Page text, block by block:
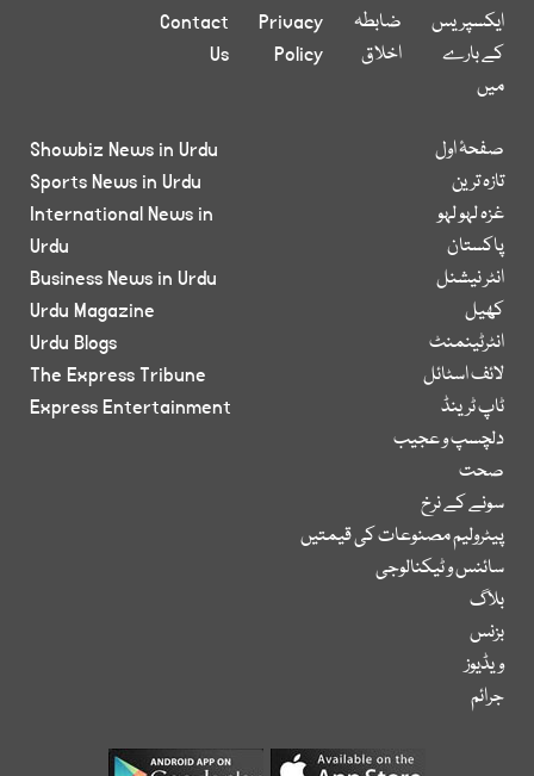
ایکسپریس
کے بارے
میں
ضابطہ
اخلاق
Privacy
Policy
Contact
Us
صفحۂ اول
تازہ ترین
غزہ لہو لہو
پاکستان
انٹر نیشنل
کھیل
انٹرٹینمنٹ
لائف اسٹائل
ٹاپ ٹرینڈ
دلچسپ و عجیب
صحت
سونے کے نرخ
پیٹرولیم مصنوعات کی قیمتیں
سائنس و ٹیکنالوجی
بلاگ
بزنس
ویڈیوز
جرائم
Showbiz News in Urdu
Sports News in Urdu
International News in
Urdu
Business News in Urdu
Urdu Magazine
Urdu Blogs
The Express Tribune
Express Entertainment